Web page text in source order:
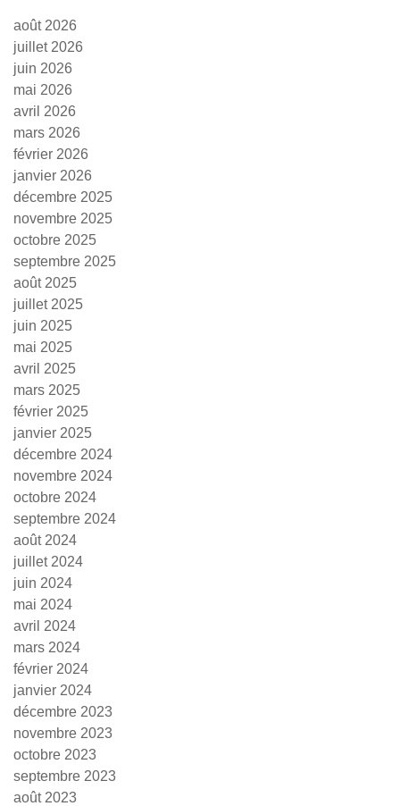
août 2026
juillet 2026
juin 2026
mai 2026
avril 2026
mars 2026
février 2026
janvier 2026
décembre 2025
novembre 2025
octobre 2025
septembre 2025
août 2025
juillet 2025
juin 2025
mai 2025
avril 2025
mars 2025
février 2025
janvier 2025
décembre 2024
novembre 2024
octobre 2024
septembre 2024
août 2024
juillet 2024
juin 2024
mai 2024
avril 2024
mars 2024
février 2024
janvier 2024
décembre 2023
novembre 2023
octobre 2023
septembre 2023
août 2023